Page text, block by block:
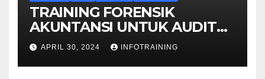
TRAINING FORENSIK
AKUNTANSI UNTUK AUDIT
INVESTIGATIF
APRIL 30, 2024 INFOTRAINING